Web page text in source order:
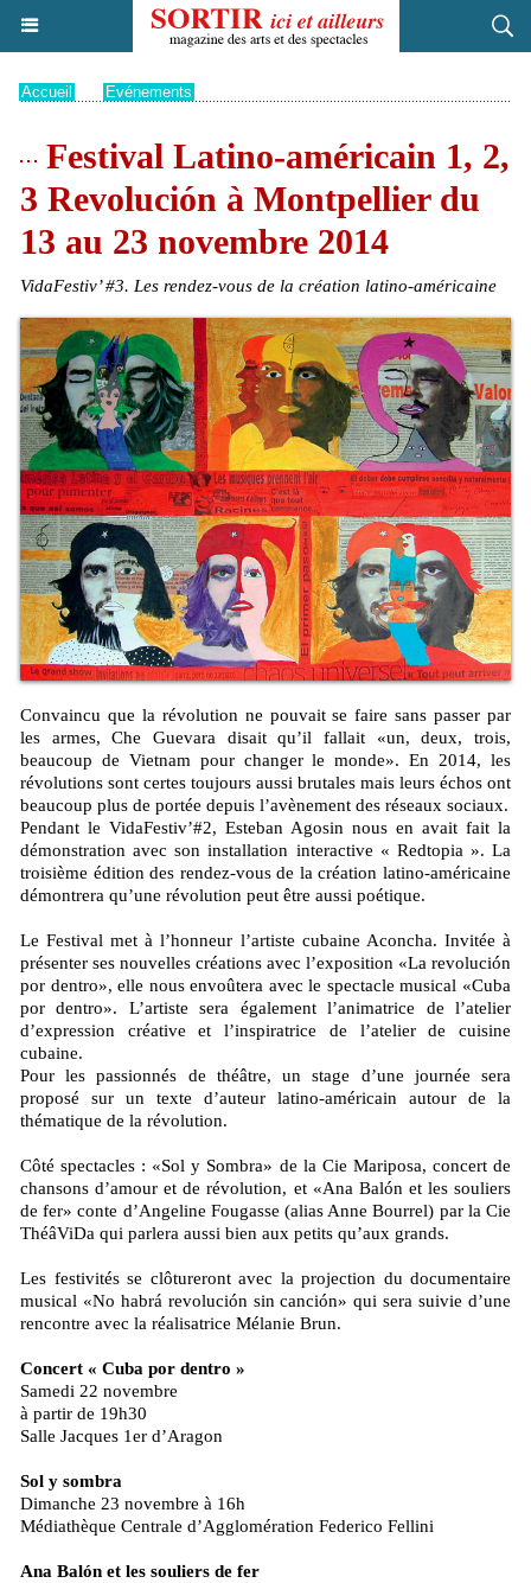
Accueil Evénements
Festival Latino-américain 1, 2,
3 Revolución à Montpellier du
13 au 23 novembre 2014
VidaFestiv’ #3. Les rendez-vous de la création latino-américaine
Convaincu que la révolution ne pouvait se faire sans passer par
les armes, Che Guevara disait qu’il fallait «un, deux, trois,
beaucoup de Vietnam pour changer le monde». En 2014, les
révolutions sont certes toujours aussi brutales mais leurs échos ont
beaucoup plus de portée depuis l’avènement des réseaux sociaux.
Pendant le VidaFestiv’#2, Esteban Agosin nous en avait fait la
démonstration avec son installation interactive « Redtopia ». La
troisième édition des rendez-vous de la création latino-américaine
démontrera qu’une révolution peut être aussi poétique.
Le Festival met à l’honneur l’artiste cubaine Aconcha. Invitée à
présenter ses nouvelles créations avec l’exposition «La revolución
por dentro», elle nous envoûtera avec le spectacle musical «Cuba
por dentro». L’artiste sera également l’animatrice de l’atelier
d’expression créative et l’inspiratrice de l’atelier de cuisine
cubaine.
Pour les passionnés de théâtre, un stage d’une journée sera
proposé sur un texte d’auteur latino-américain autour de la
thématique de la révolution.
Côté spectacles : «Sol y Sombra» de la Cie Mariposa, concert de
chansons d’amour et de révolution, et «Ana Balón et les souliers
de fer» conte d’Angeline Fougasse (alias Anne Bourrel) par la Cie
ThéâViDa qui parlera aussi bien aux petits qu’aux grands.
Les festivités se clôtureront avec la projection du documentaire
musical «No habrá revolución sin canción» qui sera suivie d’une
rencontre avec la réalisatrice Mélanie Brun.
Concert « Cuba por dentro »
Samedi 22 novembre
à partir de 19h30
Salle Jacques 1er d’Aragon
Sol y sombra
Dimanche 23 novembre à 16h
Médiathèque Centrale d’Agglomération Federico Fellini
Ana Balón et les souliers de fer